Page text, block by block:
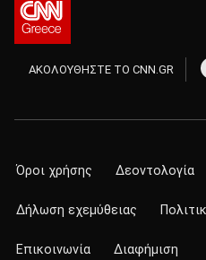
ΑΚΟΛΟΥΘΗΣΤΕ ΤΟ CNN.GR
Όροι χρήσης Δεοντολογία
Δήλωση εχεμύθειας
Επικοινωνία Διαφήμιση